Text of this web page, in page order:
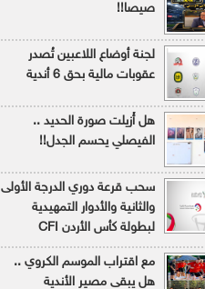
صيصا!!
لجنة أوضاع اللاعبين تُصدر
عقوبات مالية بحق 6 أندية
هل أُزيلت صورة الحديد ..
الفيصلي يحسم الجدل!!
سحب قرعة دوري الدرجة الأولى
والثانية والأدوار التمهيدية
لبطولة كأس الأردن CFI
مع اقتراب الموسم الكروي ..
هل يبقى مصير الأندية